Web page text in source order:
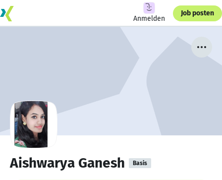
Anmelden
Job posten
Aishwarya Ganesh Basis